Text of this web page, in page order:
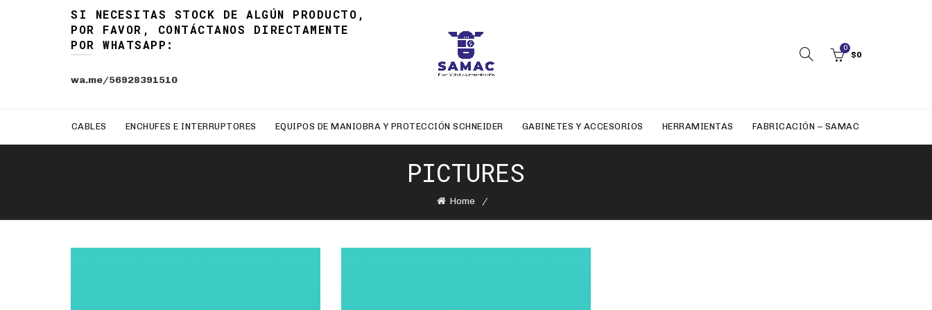
SI NECESITAS STOCK DE ALGÚN PRODUCTO,
POR FAVOR, CONTÁCTANOS DIRECTAMENTE
POR WHATSAPP:
wa.me/56928391510
0
$0
CABLES ENCHUFES E INTERRUPTORES EQUIPOS DE MANIOBRA Y PROTECCIÓN SCHNEIDER GABINETES Y ACCESORIOS HERRAMIENTAS FABRICACIÓN – SAMAC
PICTURES
Home